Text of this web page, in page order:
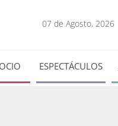
07 de Agosto, 2026
ESPECTÁCULOS